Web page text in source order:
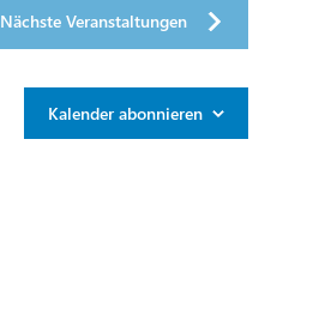
NächsteVeranstaltungen
Kalender abonnieren